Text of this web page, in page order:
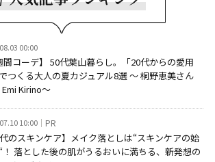
00:00
間コーデ】 50代葉山暮らし。「20代からの愛用
つくる大人の夏カジュアル8選 ～ 桐野恵美さん
Emi Kirino～
10:00 PR
代のスキンケア】メイク落としは“スキンケアの始
！ 落とした後の肌がうるおいに満ちる、新発想の